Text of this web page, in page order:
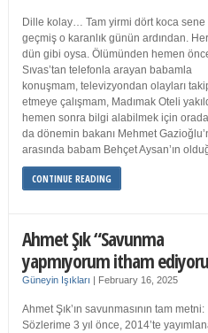
Dille kolay… Tam yirmi dört koca sene
geçmiş o karanlık günün ardından.
dün gibi oysa. Ölümünden hemen
Sıvas’tan telefonla arayan babamla
konuşmam, televizyondan olayları
etmeye çalışmam, Madımak Oteli
hemen sonra bilgi alabilmek için
da dönemin bakanı Mehmet
arasında babam Behçet Aysan’ın
CONTINUE READING
Ahmet Şık “Savunma
yapmıyorum itham
Güneyin Işıkları | February 16, 2025
Ahmet Şık’ın savunmasının tam metni:
Sözlerime 3 yıl önce, 2014’te